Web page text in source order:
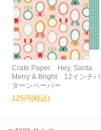
Crate Paper Hey, Santa
Merry & Bright 12インチパ
ターンペーパー
125円(税込)